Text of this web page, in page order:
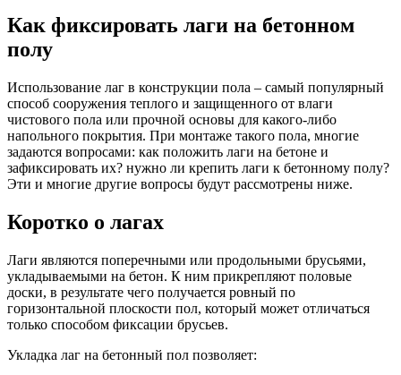
Как фиксировать лаги на бетонном
полу
Использование лаг в конструкции пола – самый популярный
способ сооружения теплого и защищенного от влаги
чистового пола или прочной основы для какого-либо
напольного покрытия. При монтаже такого пола, многие
задаются вопросами: как положить лаги на бетоне и
зафиксировать их? нужно ли крепить лаги к бетонному полу?
Эти и многие другие вопросы будут рассмотрены ниже.
Коротко о лагах
Лаги являются поперечными или продольными брусьями,
укладываемыми на бетон. К ним прикрепляют половые
доски, в результате чего получается ровный по
горизонтальной плоскости пол, который может отличаться
только способом фиксации брусьев.
Укладка лаг на бетонный пол позволяет: